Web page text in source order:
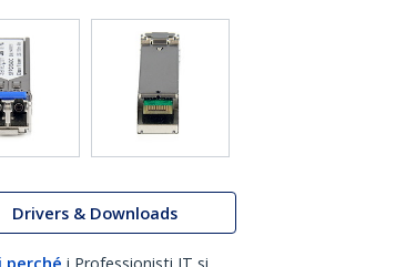
Drivers & Downloads